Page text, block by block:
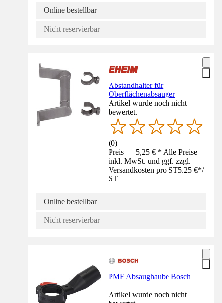
Online bestellbar
Nicht reservierbar
Abstandhalter für
Oberflächenabsauger
Artikel wurde noch nicht
bewertet.
(0)
Preis — 5,25 € * Alle Preise
inkl. MwSt. und ggf. zzgl.
Versandkosten pro ST5,25 €*/
ST
Online bestellbar
Nicht reservierbar
PMF Absaughaube Bosch
Artikel wurde noch nicht